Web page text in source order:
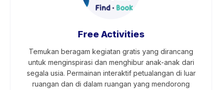
Free Activities
Temukan beragam kegiatan gratis yang dirancang
untuk menginspirasi dan menghibur anak-anak dari
segala usia. Permainan interaktif petualangan di luar
ruangan dan di dalam ruangan yang mendorong